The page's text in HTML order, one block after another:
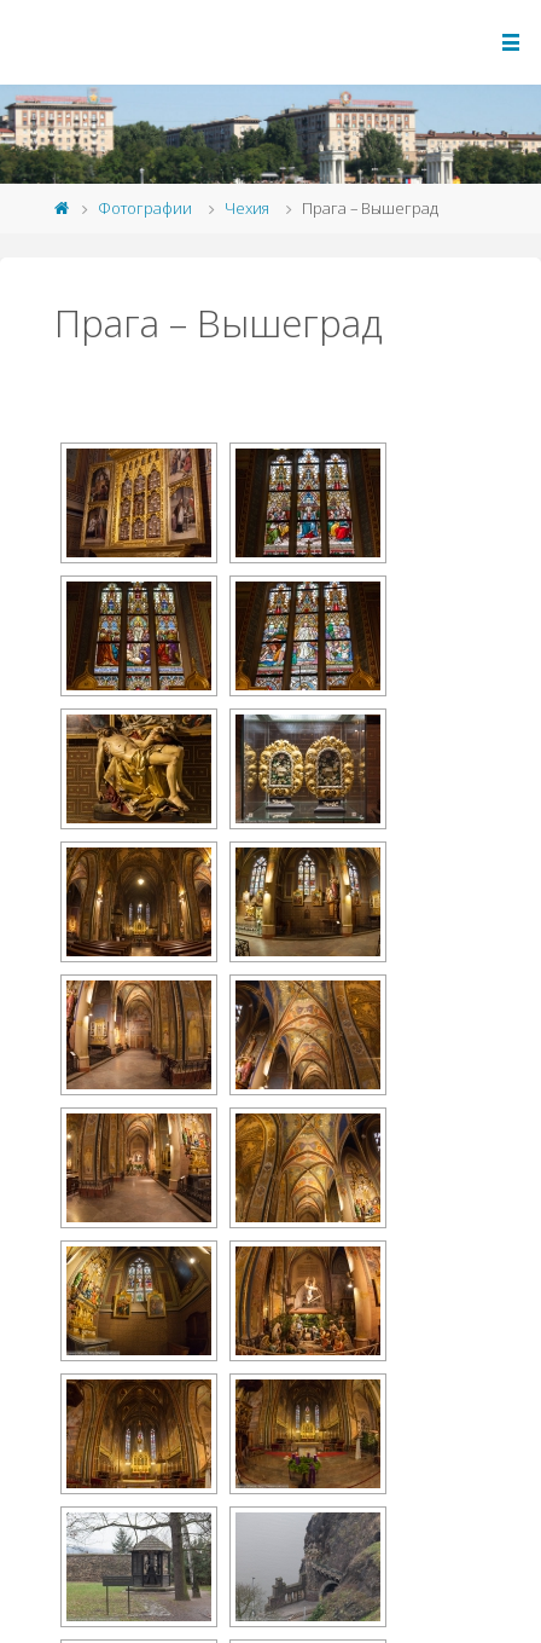
Фотографии Чехия Прага – Вышеград
Прага – Вышеград